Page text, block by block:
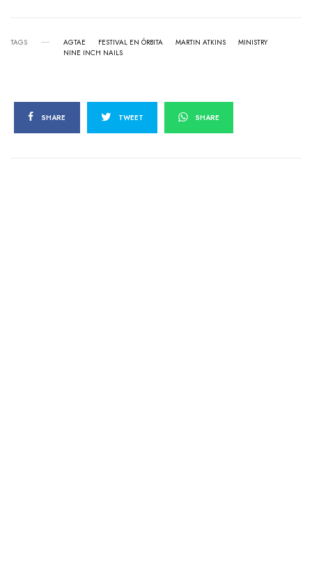
TAGS AGTAE FESTIVAL EN ÓRBITA MARTIN ATKINS
MINISTRY
NINE INCH NAILS
SHARE TWEET SHARE